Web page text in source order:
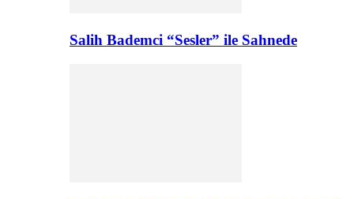
Salih Bademci “Sesler” ile Sahnede